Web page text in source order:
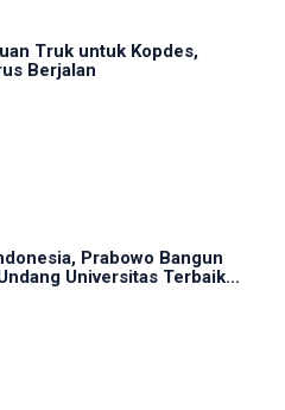
Truk untuk Kopdes,
Berjalan
Prabowo Bangun
Universitas Terbaik...